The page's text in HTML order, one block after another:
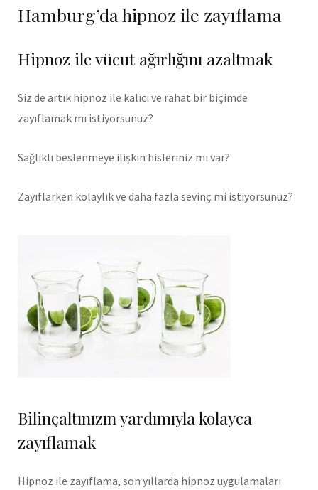
Hamburg’da hipnoz ile zayıflama
Hipnoz ile vücut ağırlığını azaltmak
Siz de artık hipnoz ile kalıcı ve rahat bir biçimde
zayıflamak mı istiyorsunuz?
Sağlıklı beslenmeye ilişkin hisleriniz mi var?
Zayıflarken kolaylık ve daha fazla sevinç mi istiyorsunuz?
Bilinçaltınızın yardımıyla kolayca
zayıflamak
Hipnoz ile zayıflama, son yıllarda hipnoz uygulamaları